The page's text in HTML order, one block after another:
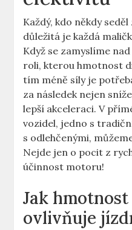
Každý, kdo někdy
důležitá je⁤ každá
Když se zamyslíme⁢
roli, kterou hmotnost
tím méně‍ síly je
⁣za⁤ následek nejen
lepší‌ akceleraci.⁣ V
vozidel, jedno s⁢
s odlehčenými,
Nejde jen o pocit z
účinnost motoru!
Jak
ovlivňuje